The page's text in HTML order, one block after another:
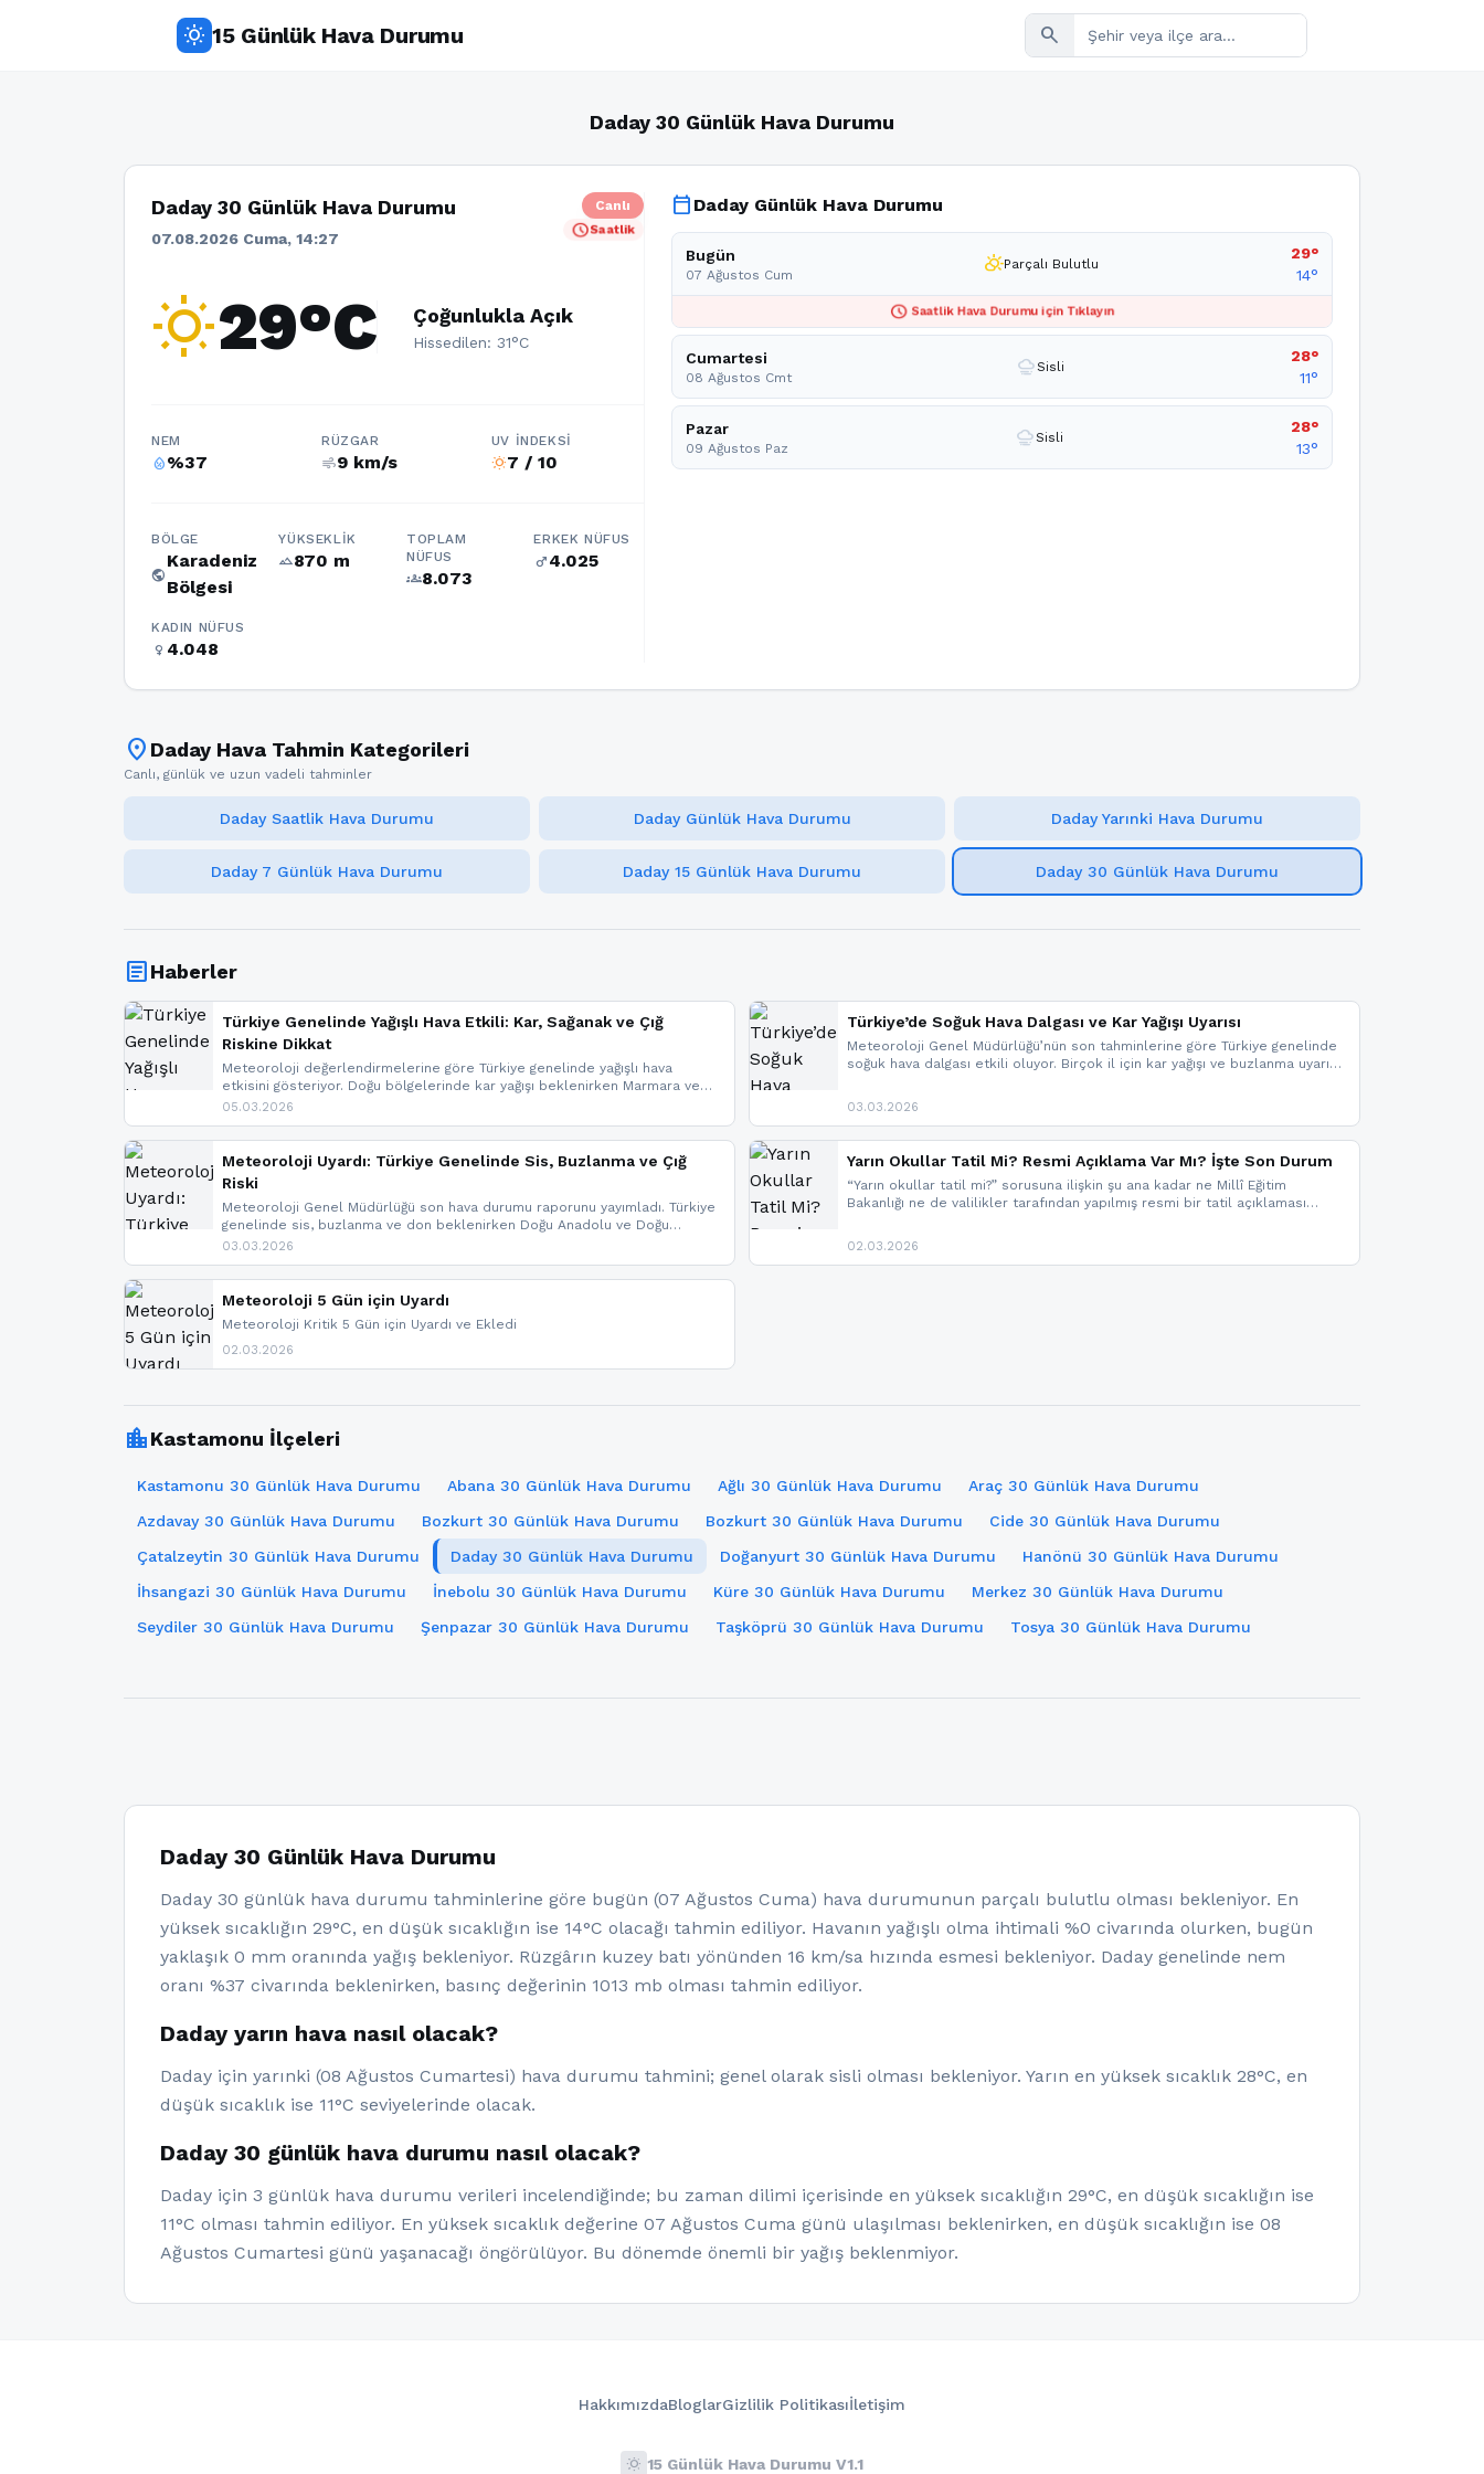
wb_sunny 15 Günlük Hava Durumu search
Daday 30 Günlük Hava Durumu
Daday 30 Günlük Hava Durumu
07.08.2026 Cuma, 14:27
Canlı
scheduleSaatlik
wb_sunny29°C Çoğunlukla Açık
Hissedilen: 31°C
NEM
humidity_percentage%37
RÜZGAR
air9 km/s
UV İNDEKSI
wb_sunny7 / 10
BÖLGE
public
Karadeniz
Bölgesi
YÜKSEKLIK
terrain870 m
TOPLAM
NÜFUS
groups8.073
ERKEK NÜFUS
male4.025
KADIN NÜFUS
female 4.048
calendar_today Daday Günlük Hava Durumu
Bugün
07 Ağustos Cum partly_cloudy_dayParçalı Bulutlu
29°
14°
schedule Saatlik Hava Durumu için Tıklayın
Cumartesi
08 Ağustos Cmt foggySisli
28°
11°
Pazar
09 Ağustos Paz foggySisli
28°
13°
location_on Daday Hava Tahmin Kategorileri
Canlı, günlük ve uzun vadeli tahminler
Daday Saatlik Hava Durumu Daday Günlük Hava Durumu Daday Yarınki Hava Durumu
Daday 7 Günlük Hava Durumu Daday 15 Günlük Hava Durumu Daday 30 Günlük Hava Durumu
articleHaberler
Türkiye Genelinde Yağışlı Hava Etkili: Kar, Sağanak ve Çığ
Riskine Dikkat
Meteoroloji değerlendirmelerine göre Türkiye genelinde yağışlı hava
etkisini gösteriyor. Doğu bölgelerinde kar yağışı beklenirken Marmara ve
Kuzey Ege’de sağanak yağmur, yüksek kesimlerde ise çığ tehlikesi
yaşanabileceği belirtiliyor.
05.03.2026
Türkiye’de Soğuk Hava Dalgası ve Kar Yağışı Uyarısı
Meteoroloji Genel Müdürlüğü’nün son tahminlerine göre Türkiye genelinde
soğuk hava dalgası etkili oluyor. Birçok il için kar yağışı ve buzlanma uyarısı
03.03.2026
Meteoroloji Uyardı: Türkiye Genelinde Sis, Buzlanma ve Çığ
Riski
Meteoroloji Genel Müdürlüğü son hava durumu raporunu yayımladı. Türkiye
genelinde sis, buzlanma ve don beklenirken Doğu Anadolu ve Doğu
Karadeniz’in yüksek kesimlerinde çığ riski uyarısı yapıldı. İşte son dakika
03.03.2026
Yarın Okullar Tatil Mi? Resmi Açıklama Var Mı? İşte Son Durum
“Yarın okullar tatil mi?” sorusuna ilişkin şu ana kadar ne Millî Eğitim
Bakanlığı ne de valilikler tarafından yapılmış resmi bir tatil açıklaması
paylaşacağız. En hızlı şekilde haberdar olmak için sitemizi takip edebilir ve
02.03.2026
Meteoroloji 5 Gün için Uyardı
Meteoroloji Kritik 5 Gün için Uyardı ve Ekledi
02.03.2026
location_cityKastamonu İlçeleri
Kastamonu 30 Günlük Hava Durumu Abana 30 Günlük Hava Durumu Ağlı 30 Günlük Hava Durumu
Araç 30 Günlük Hava Durumu
Azdavay 30 Günlük Hava Durumu
Bozkurt 30 Günlük Hava Durumu Bozkurt 30 Günlük Hava Durumu
Cide 30 Günlük Hava Durumu
Çatalzeytin 30 Günlük Hava Durumu
Daday 30 Günlük Hava Durumu Doğanyurt 30 Günlük Hava Durumu
Hanönü 30 Günlük Hava Durumu
İhsangazi 30 Günlük Hava Durumu
İnebolu 30 Günlük Hava Durumu Küre 30 Günlük Hava Durumu
Merkez 30 Günlük Hava Durumu
Seydiler 30 Günlük Hava Durumu
Şenpazar 30 Günlük Hava Durumu Taşköprü 30 Günlük Hava Durumu Tosya 30 Günlük Hava Durumu
Daday 30 Günlük Hava Durumu
Daday 30 günlük hava durumu tahminlerine göre bugün (07 Ağustos Cuma) hava durumunun parçalı bulutlu olması bekleniyor. En
yüksek sıcaklığın 29°C, en düşük sıcaklığın ise 14°C olacağı tahmin ediliyor. Havanın yağışlı olma ihtimali %0 civarında olurken, bugün
yaklaşık 0 mm oranında yağış bekleniyor. Rüzgârın kuzey batı yönünden 16 km/sa hızında esmesi bekleniyor. Daday genelinde nem
oranı %37 civarında beklenirken, basınç değerinin 1013 mb olması tahmin ediliyor.
Daday yarın hava nasıl olacak?
Daday için yarınki (08 Ağustos Cumartesi) hava durumu tahmini; genel olarak sisli olması bekleniyor. Yarın en yüksek sıcaklık 28°C, en
düşük sıcaklık ise 11°C seviyelerinde olacak.
Daday 30 günlük hava durumu nasıl olacak?
Daday için 3 günlük hava durumu verileri incelendiğinde; bu zaman dilimi içerisinde en yüksek sıcaklığın 29°C, en düşük sıcaklığın ise
11°C olması tahmin ediliyor. En yüksek sıcaklık değerine 07 Ağustos Cuma günü ulaşılması beklenirken, en düşük sıcaklığın ise 08
Ağustos Cumartesi günü yaşanacağı öngörülüyor. Bu dönemde önemli bir yağış beklenmiyor.
HakkımızdaBloglarGizlilik Politikasıİletişim
wb_sunny 15 Günlük Hava Durumu V1.1